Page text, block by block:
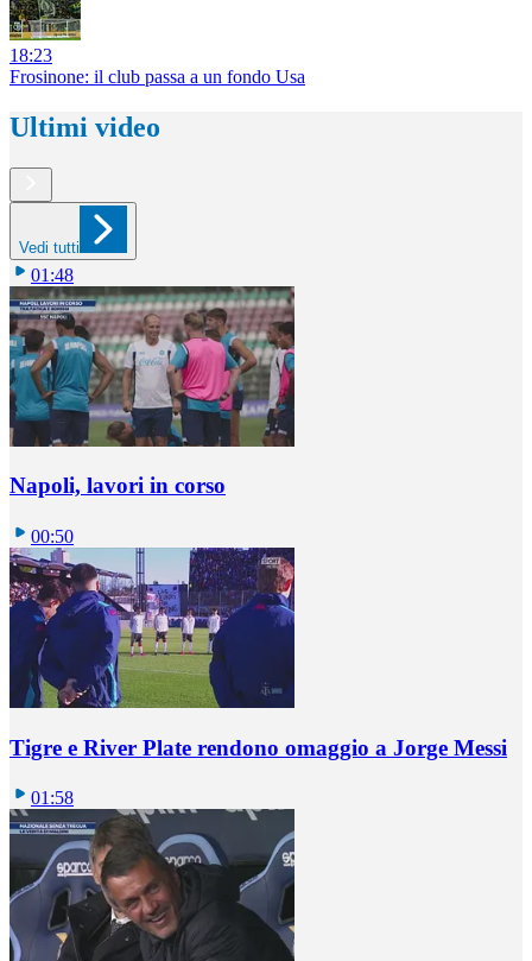
18:23
Frosinone: il club passa a un fondo Usa
Ultimi video
Vedi tutti
01:48
Napoli, lavori in corso
00:50
Tigre e River Plate rendono omaggio a Jorge Messi
01:58